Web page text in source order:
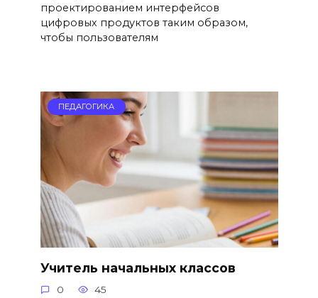
проектированием интерфейсов
цифровых продуктов таким образом,
чтобы пользователям
ПЕДАГОГИКА
Учитель начальных классов
0 45